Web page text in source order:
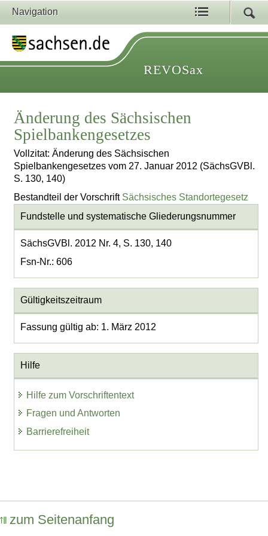
Navigation
REVOSax
Änderung des Sächsischen
Spielbankengesetzes
Vollzitat: Änderung des Sächsischen
Spielbankengesetzes vom 27. Januar 2012 (SächsGVBl.
S. 130, 140)
Bestandteil der Vorschrift Sächsisches Standortegesetz
Fundstelle und systematische Gliederungsnummer
SächsGVBl. 2012 Nr. 4, S. 130, 140
Fsn-Nr.: 606
Gültigkeitszeitraum
Fassung gültig ab: 1. März 2012
Hilfe
Hilfe zum Vorschriftentext
Fragen und Antworten
Barrierefreiheit
zum Seitenanfang